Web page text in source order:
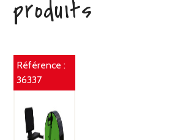
produits
Référence :
36337